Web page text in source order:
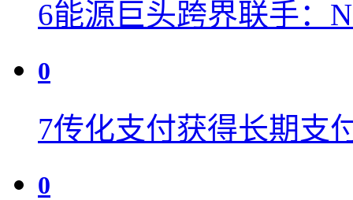
6能源巨头跨界联手：
0
7传化支付获得长期支
0